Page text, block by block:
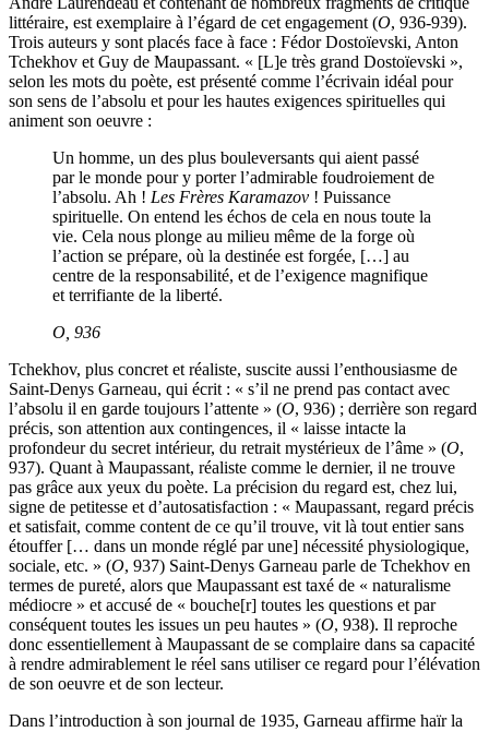
littéraire, est exemplaire à l’égard de cet engagement (O, 936-939).
Trois auteurs y sont placés face à face : Fédor Dostoïevski, Anton
Tchekhov et Guy de Maupassant. « [L]e très grand Dostoïevski »,
selon les mots du poète, est présenté comme l’écrivain idéal pour
son sens de l’absolu et pour les hautes exigences spirituelles qui
animent son oeuvre :
Un homme, un des plus bouleversants qui aient passé
par le monde pour y porter l’admirable foudroiement de
l’absolu. Ah ! Les Frères Karamazov ! Puissance
spirituelle. On entend les échos de cela en nous toute la
vie. Cela nous plonge au milieu même de la forge où
l’action se prépare, où la destinée est forgée, […] au
centre de la responsabilité, et de l’exigence magnifique
et terrifiante de la liberté.
O , 936
Tchekhov, plus concret et réaliste, suscite aussi l’enthousiasme de
Saint-Denys Garneau, qui écrit : « s’il ne prend pas contact avec
l’absolu il en garde toujours l’attente » (O, 936) ; derrière son regard
précis, son attention aux contingences, il « laisse intacte la
profondeur du secret intérieur, du retrait mystérieux de l’âme » (O,
937). Quant à Maupassant, réaliste comme le dernier, il ne trouve
pas grâce aux yeux du poète. La précision du regard est, chez lui,
signe de petitesse et d’autosatisfaction : « Maupassant, regard précis
et satisfait, comme content de ce qu’il trouve, vit là tout entier sans
étouffer [… dans un monde réglé par une] nécessité physiologique,
sociale, etc. » (O, 937) Saint-Denys Garneau parle de Tchekhov en
termes de pureté, alors que Maupassant est taxé de « naturalisme
médiocre » et accusé de « bouche[r] toutes les questions et par
conséquent toutes les issues un peu hautes » (O, 938). Il reproche
donc essentiellement à Maupassant de se complaire dans sa capacité
à rendre admirablement le réel sans utiliser ce regard pour l’élévation
de son oeuvre et de son lecteur.
Dans l’introduction à son journal de 1935, Garneau affirme haïr la